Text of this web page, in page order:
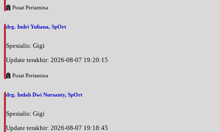
Pusat Pertamina
drg. Indri Yuliana, SpOrt
Spesialis: Gigi
Update terakhir: 2026-08-07 19:20:15
Pusat Pertamina
drg. Indah Dwi Nursanty, SpOrt
Spesialis: Gigi
Update terakhir: 2026-08-07 19:18:45